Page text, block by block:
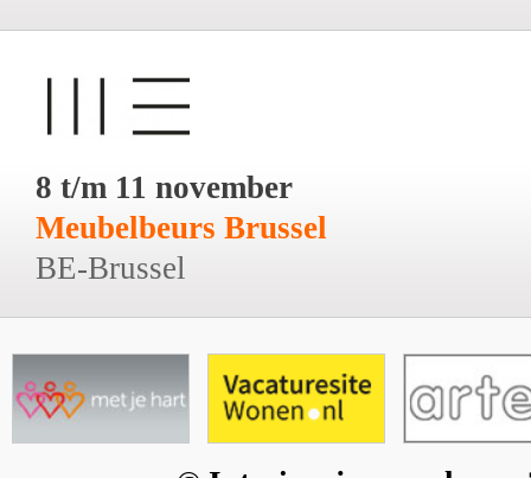
8 t/m 11 november
Meubelbeurs Brussel
BE-Brussel